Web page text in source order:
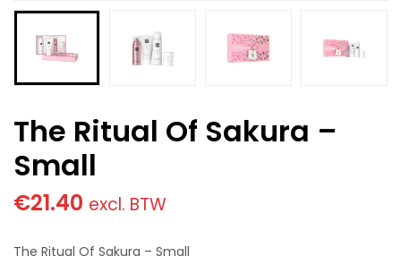
The Ritual Of Sakura –
Small
€21.40 excl. BTW
The Ritual Of Sakura – Small